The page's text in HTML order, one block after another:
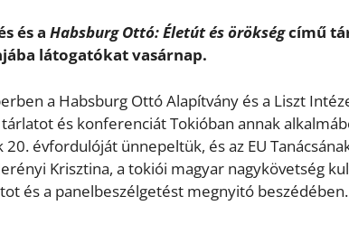
és a Habsburg Ottó: Életút és örökségcímű
látogatókat vasárnap.
a Habsburg Ottó Alapítvány és a Liszt
és konferenciát Tokióban annak
20. évfordulóját ünnepeltük, és az EU
Krisztina, a tokiói magyar nagykövetség
és a panelbeszélgetést megnyitó beszédében.